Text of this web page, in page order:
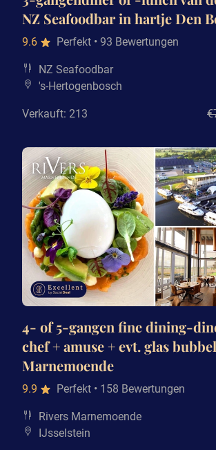
NZ Seafoodbar in hartje Den
9.6 Perfekt • 93 Bewertungen
NZ Seafoodbar
's-Hertogenbosch
Verkauft: 213
4- of 5-gangen fine dining-
chef + amuse + evt. glas
Marnemoende
9.9 Perfekt • 158 Bewertungen
Rivers Marnemoende
IJsselstein